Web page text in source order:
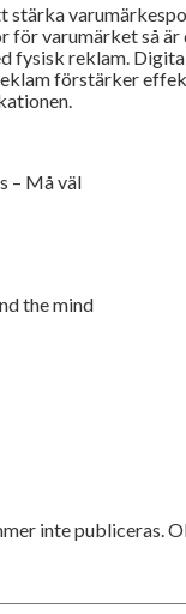
stärka
för varumärket så
fysisk reklam.
förstärker
– Må väl
the mind
inte publiceras.